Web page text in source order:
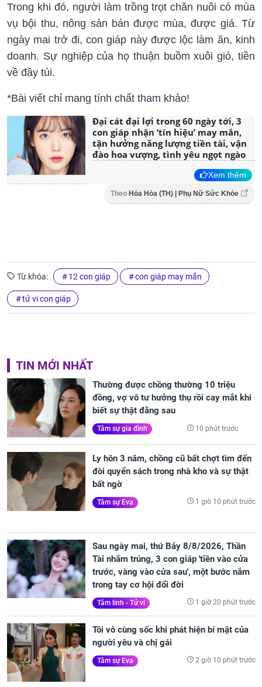
Trong khi đó, người làm trồng trọt chăn nuôi có mùa
vụ bội thu, nông sản bán được mùa, được giá. Từ
ngày mai trở đi, con giáp này được lộc làm ăn, kinh
doanh. Sự nghiệp của họ thuận buồm xuôi gió, tiền
về đầy túi.
*Bài viết chỉ mang tính chất tham khảo!
Đại cát đại lợi trong 60 ngày tới, 3
con giáp nhận ‘tín hiệu’ may mắn,
tận hưởng năng lượng tiền tài, vận
đào hoa vượng, tình yêu ngọt ngào
Xem thêm
Theo Hỏa Hỏa (TH) | Phụ Nữ Sức Khỏe
Từ khóa: 12 con giáp con giáp may mắn
tử vi con giáp
TIN MỚI NHẤT
Thường được chồng thường 10 triệu
đồng, vợ vô tư hưởng thụ rồi cay mắt khi
biết sự thật đằng sau
Tâm sự gia đình 10 phút trước
Ly hôn 3 năm, chồng cũ bất chợt tìm đến
đòi quyển sách trong nhà kho và sự thật
bất ngờ
Tâm sự Eva 1 giờ 10 phút trước
Sau ngày mai, thứ Bảy 8/8/2026, Thần
Tài nhắm trúng, 3 con giáp 'tiền vào cửa
trước, vàng vào cửa sau', một bước nắm
trong tay cơ hội đổi đời
Tâm linh - Tử vi 1 giờ 20 phút trước
Tôi vô cùng sốc khi phát hiện bí mật của
người yêu và chị gái
Tâm sự Eva 2 giờ 10 phút trước